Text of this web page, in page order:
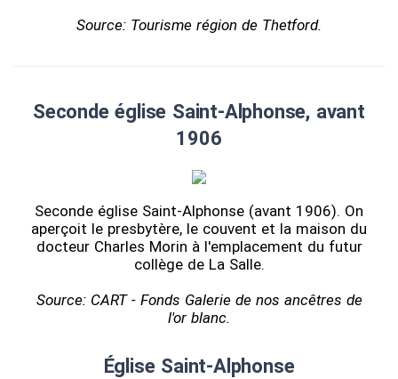
Source: Tourisme région de Thetford.
Seconde église Saint-Alphonse, avant
1906
Seconde église Saint-Alphonse (avant 1906). On
aperçoit le presbytère, le couvent et la maison du
docteur Charles Morin à l'emplacement du futur
collège de La Salle.
Source: CART - Fonds Galerie de nos ancêtres de
l'or blanc.
Église Saint-Alphonse